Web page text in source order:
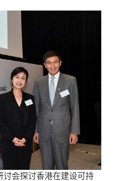
讨会探讨香港在建设可持